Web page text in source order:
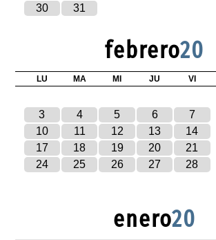
30
31
febrero20
LU MA MI JU VI
3
4 5 6 7
10
11 12 13 14
17
18 19 20 21
24
25 26 27 28
enero20